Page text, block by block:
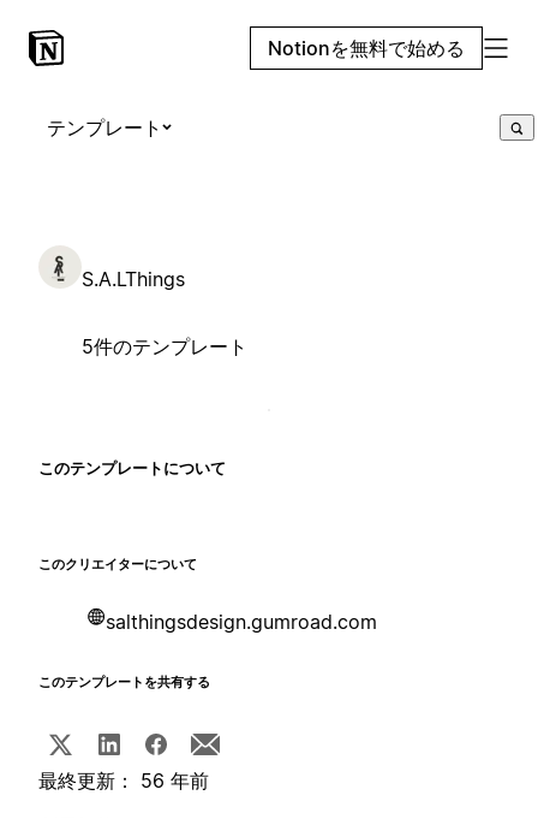
Notionを無料で始める
テンプレート
S.A.LThings
5件のテンプレート
このテンプレートについて
このクリエイターについて
salthingsdesign.gumroad.com
このテンプレートを共有する
最終更新： 56 年前